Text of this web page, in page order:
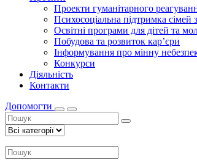
Проекти гуманітарного
Психосоціальна підтримка сімей
Освітні програми для дітей та
Побудова та розвиток кар’єри
Інформування про мінну
Конкурси
Діяльність
Контакти
Допомогти